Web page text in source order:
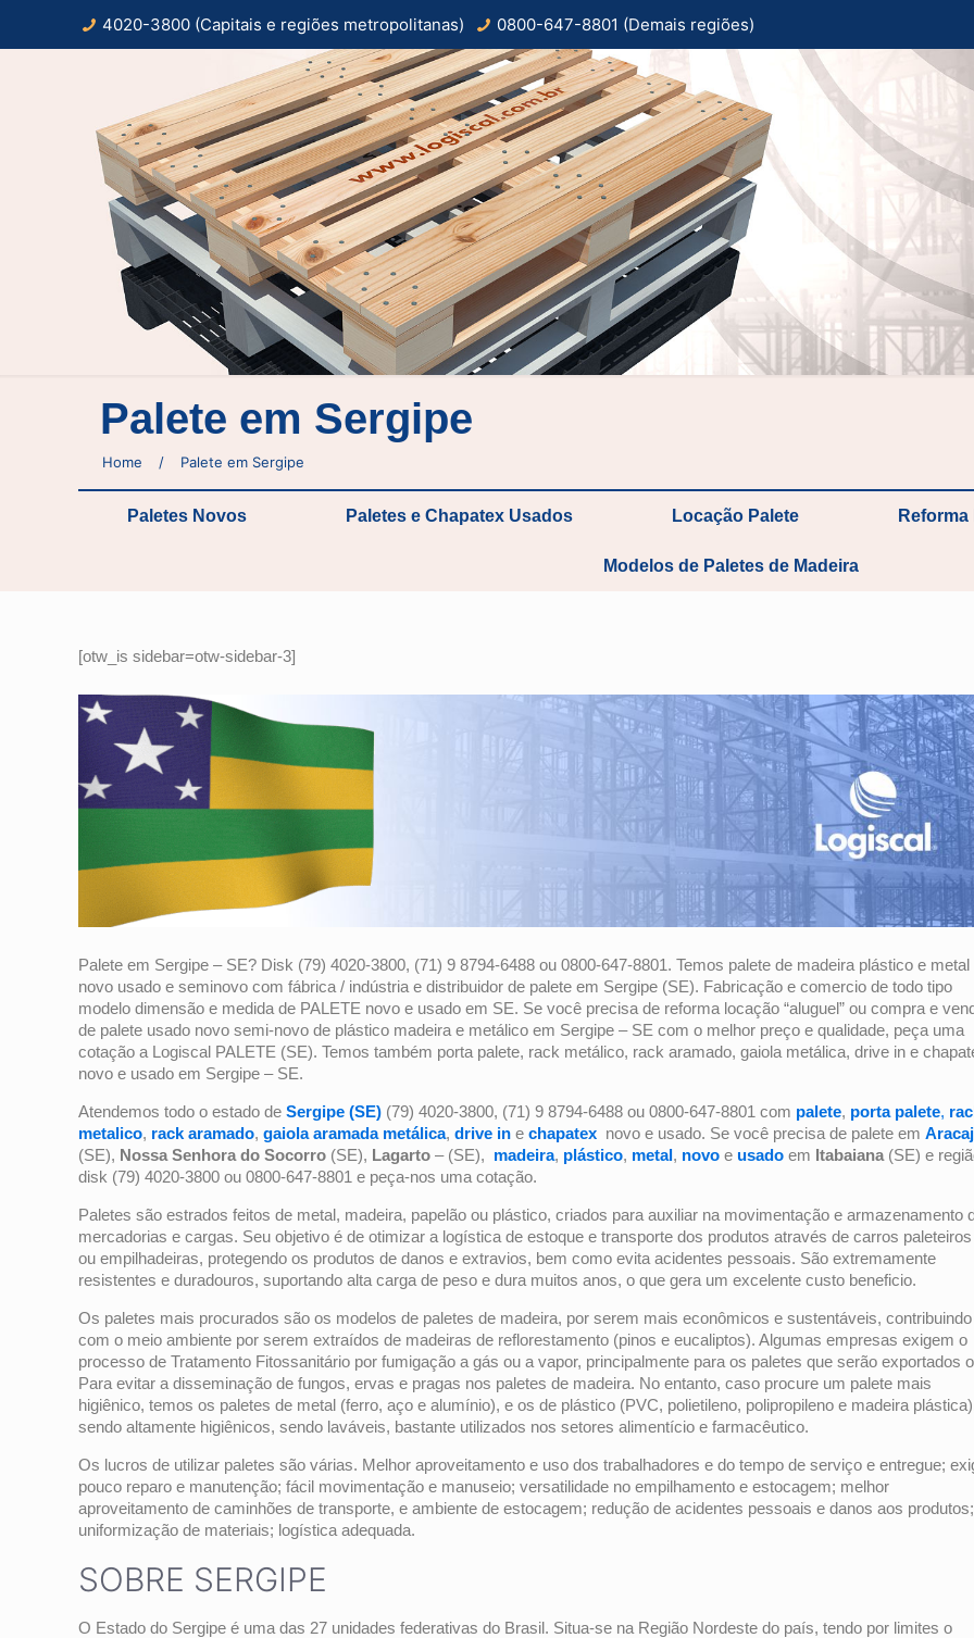
4020-3800 (Capitais e regiões metropolitanas) 0800-647-8801 (Demais regiões)
Palete em Sergipe
Home / Palete em Sergipe
Paletes Novos Paletes e Chapatex Usados Locação Palete Reforma
Modelos de Paletes de Madeira
[otw_is sidebar=otw-sidebar-3]
Palete em Sergipe – SE? Disk (79) 4020-3800, (71) 9 8794-6488 ou 0800-647-8801. Temos palete de madeira plástico e metal
novo usado e seminovo com fábrica / indústria e distribuidor de palete em Sergipe (SE). Fabricação e comercio de todo tipo
modelo dimensão e medida de PALETE novo e usado em SE. Se você precisa de reforma locação “aluguel” ou compra e
de palete usado novo semi-novo de plástico madeira e metálico em Sergipe – SE com o melhor preço e qualidade, peça uma
cotação a Logiscal PALETE (SE). Temos também porta palete, rack metálico, rack aramado, gaiola metálica, drive in e
novo e usado em Sergipe – SE.
Atendemos todo o estado de Sergipe (SE) (79) 4020-3800, (71) 9 8794-6488 ou 0800-647-8801 com palete, porta palete,
metalico, rack aramado, gaiola aramada metálica, drive in e chapatex novo e usado. Se você precisa de palete em
(SE), Nossa Senhora do Socorro (SE), Lagarto – (SE), madeira, plástico, metal, novo e usado em Itabaiana (SE) e
disk (79) 4020-3800 ou 0800-647-8801 e peça-nos uma cotação.
Paletes são estrados feitos de metal, madeira, papelão ou plástico, criados para auxiliar na movimentação e armazenamento
mercadorias e cargas. Seu objetivo é de otimizar a logística de estoque e transporte dos produtos através de carros paleteiros
ou empilhadeiras, protegendo os produtos de danos e extravios, bem como evita acidentes pessoais. São extremamente
resistentes e duradouros, suportando alta carga de peso e dura muitos anos, o que gera um excelente custo beneficio.
Os paletes mais procurados são os modelos de paletes de madeira, por serem mais econômicos e sustentáveis, contribuindo
com o meio ambiente por serem extraídos de madeiras de reflorestamento (pinos e eucaliptos). Algumas empresas exigem o
processo de Tratamento Fitossanitário por fumigação a gás ou a vapor, principalmente para os paletes que serão exportados o
Para evitar a disseminação de fungos, ervas e pragas nos paletes de madeira. No entanto, caso procure um palete mais
higiênico, temos os paletes de metal (ferro, aço e alumínio), e os de plástico (PVC, polietileno, polipropileno e madeira
sendo altamente higiênicos, sendo laváveis, bastante utilizados nos setores alimentício e farmacêutico.
Os lucros de utilizar paletes são várias. Melhor aproveitamento e uso dos trabalhadores e do tempo de serviço e entregue;
pouco reparo e manutenção; fácil movimentação e manuseio; versatilidade no empilhamento e estocagem; melhor
aproveitamento de caminhões de transporte, e ambiente de estocagem; redução de acidentes pessoais e danos aos produtos;
uniformização de materiais; logística adequada.
SOBRE SERGIPE
O Estado do Sergipe é uma das 27 unidades federativas do Brasil. Situa-se na Região Nordeste do país, tendo por limites o